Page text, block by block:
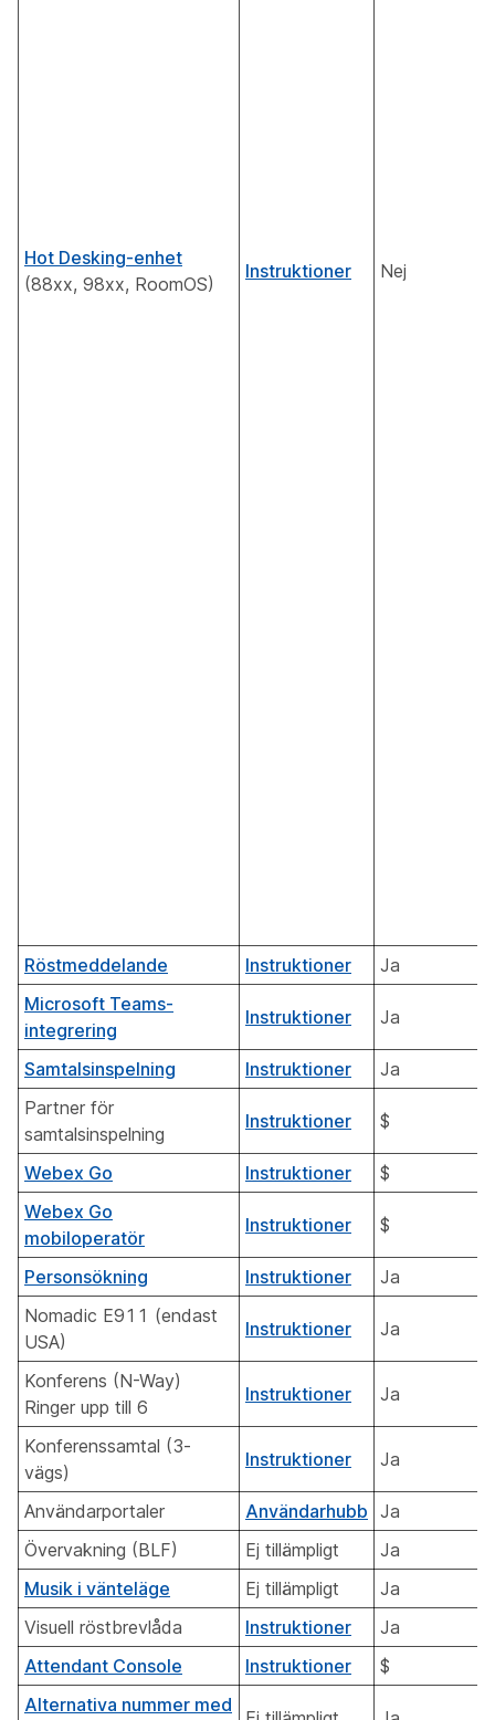
Hot Desking-enhet
(88xx, 98xx, RoomOS)
Instruktioner Nej
Röstmeddelande Instruktioner
Ja
Microsoft Teams-
integrering
Instruktioner Ja
Samtalsinspelning Instruktioner
Ja
Partner för
samtalsinspelning
Instruktioner $
Webex Go Instruktioner
$
Webex Go
mobiloperatör
Instruktioner $
Personsökning Instruktioner
Ja
Nomadic E911 (endast
USA)
Instruktioner Ja
Konferens (N-Way)
Ringer upp till 6
Instruktioner Ja
Konferenssamtal (3-
vägs)
Instruktioner Ja
Användarportaler Användarhubb Ja
Övervakning (BLF)
Ej tillämpligt
Ja
Musik i vänteläge
Ej tillämpligt
Ja
Visuell röstbrevlåda
Instruktioner
Ja
Attendant Console
Instruktioner
$
Alternativa nummer med